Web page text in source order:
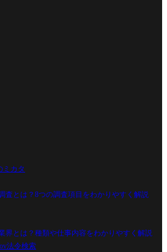
ミカタ
査とは？8つの調査項目をわかりやすく解説
界とは？種類や仕事内容をわかりやすく解説
法令検索